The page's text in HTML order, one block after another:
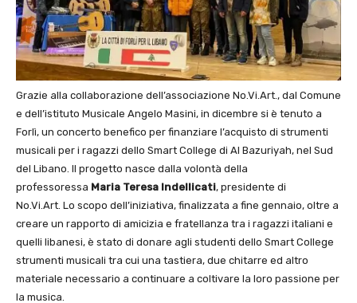
Grazie alla collaborazione dell’associazione No.Vi.Art., dal Comune
e dell’istituto Musicale Angelo Masini, in dicembre si è tenuto a
Forlì, un concerto benefico per finanziare l’acquisto di strumenti
musicali per i ragazzi dello Smart College di Al Bazuriyah, nel Sud
del Libano. Il progetto nasce dalla volontà della
professoressa Maria Teresa Indellicati, presidente di
No.Vi.Art. Lo scopo dell’iniziativa, finalizzata a fine gennaio, oltre a
creare un rapporto di amicizia e fratellanza tra i ragazzi italiani e
quelli libanesi, è stato di donare agli studenti dello Smart College
strumenti musicali tra cui una tastiera, due chitarre ed altro
materiale necessario a continuare a coltivare la loro passione per
la musica.